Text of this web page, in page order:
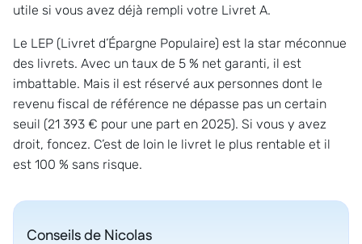
utile si vous avez déjà rempli votre Livret A.
Le LEP (Livret d’Épargne Populaire) est la star méconnue
des livrets. Avec un taux de 5 % net garanti, il est
imbattable. Mais il est réservé aux personnes dont le
revenu fiscal de référence ne dépasse pas un certain
seuil (21 393 € pour une part en 2025). Si vous y avez
droit, foncez. C’est de loin le livret le plus rentable et il
est 100 % sans risque.
Conseils deNicolas